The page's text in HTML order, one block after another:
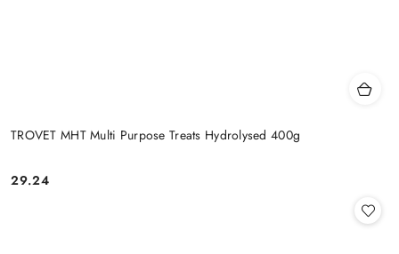
TROVET MHT Multi Purpose Treats Hydrolysed 400g
Cena:
29.24